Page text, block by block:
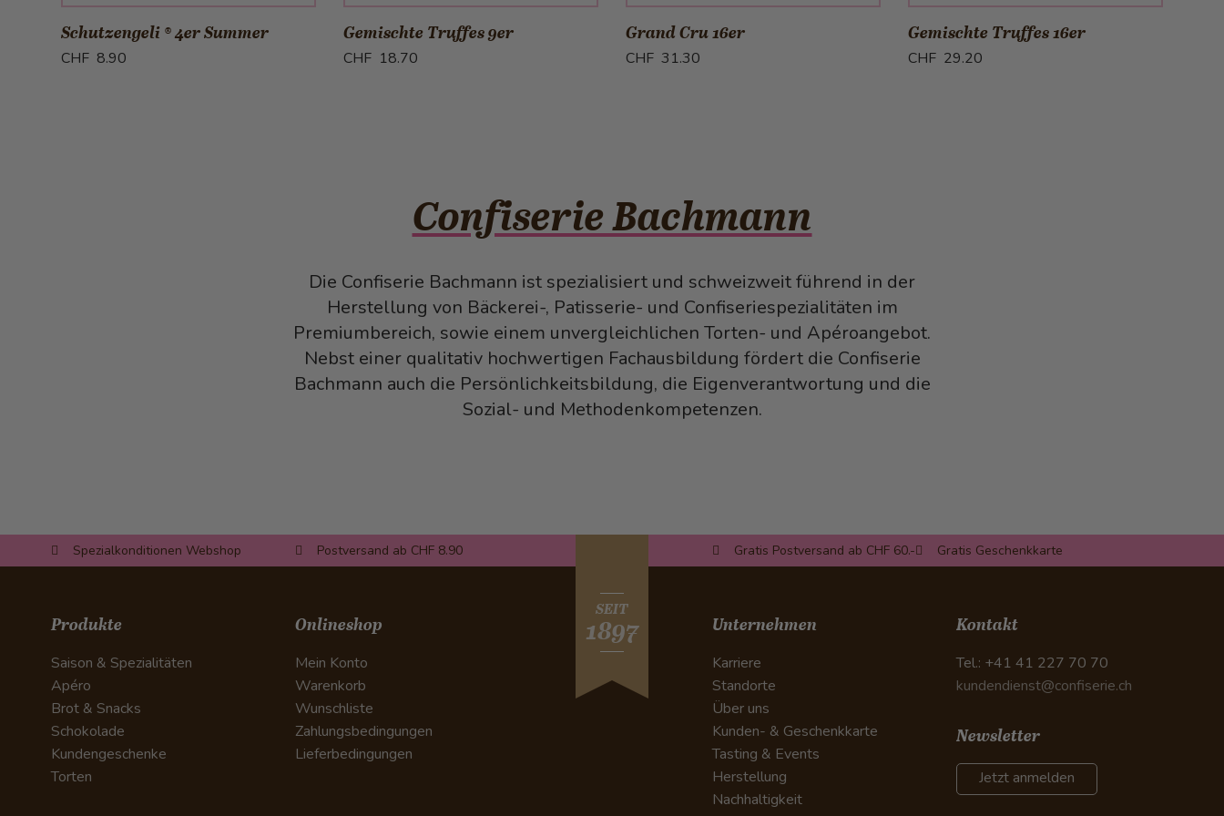
Schutzengeli ® 4er Summer
CHF 8.90
Gemischte Truffes 9er
CHF 18.70
Grand Cru 16er
CHF 31.30
Gemischte Truffes 16er
CHF 29.20
Confiserie Bachmann
Die Confiserie Bachmann ist spezialisiert und schweizweit führend in der
Herstellung von Bäckerei-, Patisserie- und Confiseriespezialitäten im
Premiumbereich, sowie einem unvergleichlichen Torten- und Apéroangebot.
Nebst einer qualitativ hochwertigen Fachausbildung fördert die Confiserie
Bachmann auch die Persönlichkeitsbildung, die Eigenverantwortung und die
Sozial- und Methodenkompetenzen.
Spezialkonditionen Webshop Postversand ab CHF 8.90 Gratis Postversand ab CHF 60.- Gratis Geschenkkarte
SEIT
1897
Produkte
Saison & Spezialitäten
Apéro
Brot & Snacks
Schokolade
Kundengeschenke
Torten
Onlineshop
Mein Konto
Warenkorb
Wunschliste
Zahlungsbedingungen
Lieferbedingungen
Unternehmen
Karriere
Standorte
Über uns
Kunden- & Geschenkkarte
Tasting & Events
Herstellung
Nachhaltigkeit
Kontakt
Tel.: +41 41 227 70 70
kundendienst@confiserie.ch
Newsletter
Jetzt anmelden